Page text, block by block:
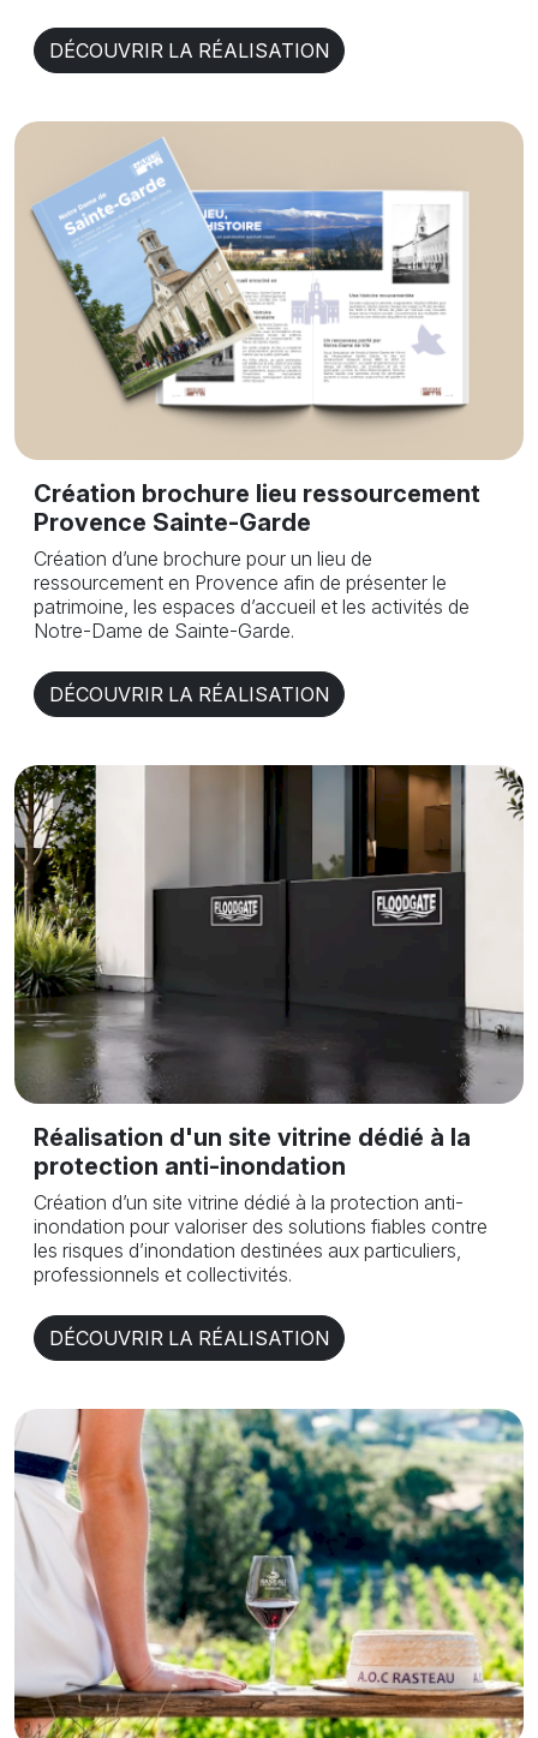
DÉCOUVRIR LA RÉALISATION
Création brochure lieu ressourcement
Provence Sainte-Garde
Création d’une brochure pour un lieu de
ressourcement en Provence afin de présenter le
patrimoine, les espaces d’accueil et les activités de
Notre-Dame de Sainte-Garde.
DÉCOUVRIR LA RÉALISATION
Réalisation d'un site vitrine dédié à la
protection anti-inondation
Création d’un site vitrine dédié à la protection anti-
inondation pour valoriser des solutions fiables contre
les risques d’inondation destinées aux particuliers,
professionnels et collectivités.
DÉCOUVRIR LA RÉALISATION